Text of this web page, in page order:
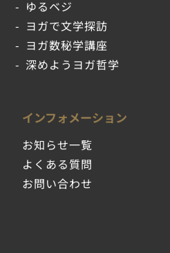
ゆるベジ
ヨガで文学探訪
ヨガ数秘学講座
深めようヨガ哲学
インフォメーション
お知らせ一覧
よくある質問
お問い合わせ